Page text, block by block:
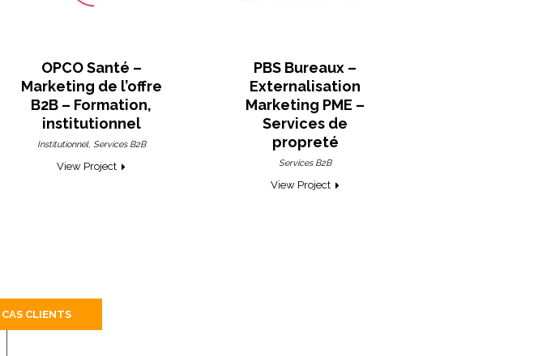
OPCO Santé –
Marketing de l’offre
B2B – Formation,
institutionnel
Institutionnel, Services B2B
View Project
PBS Bureaux –
Externalisation
Marketing PME –
Services de
propreté
Services B2B
View Project
CLIENTS